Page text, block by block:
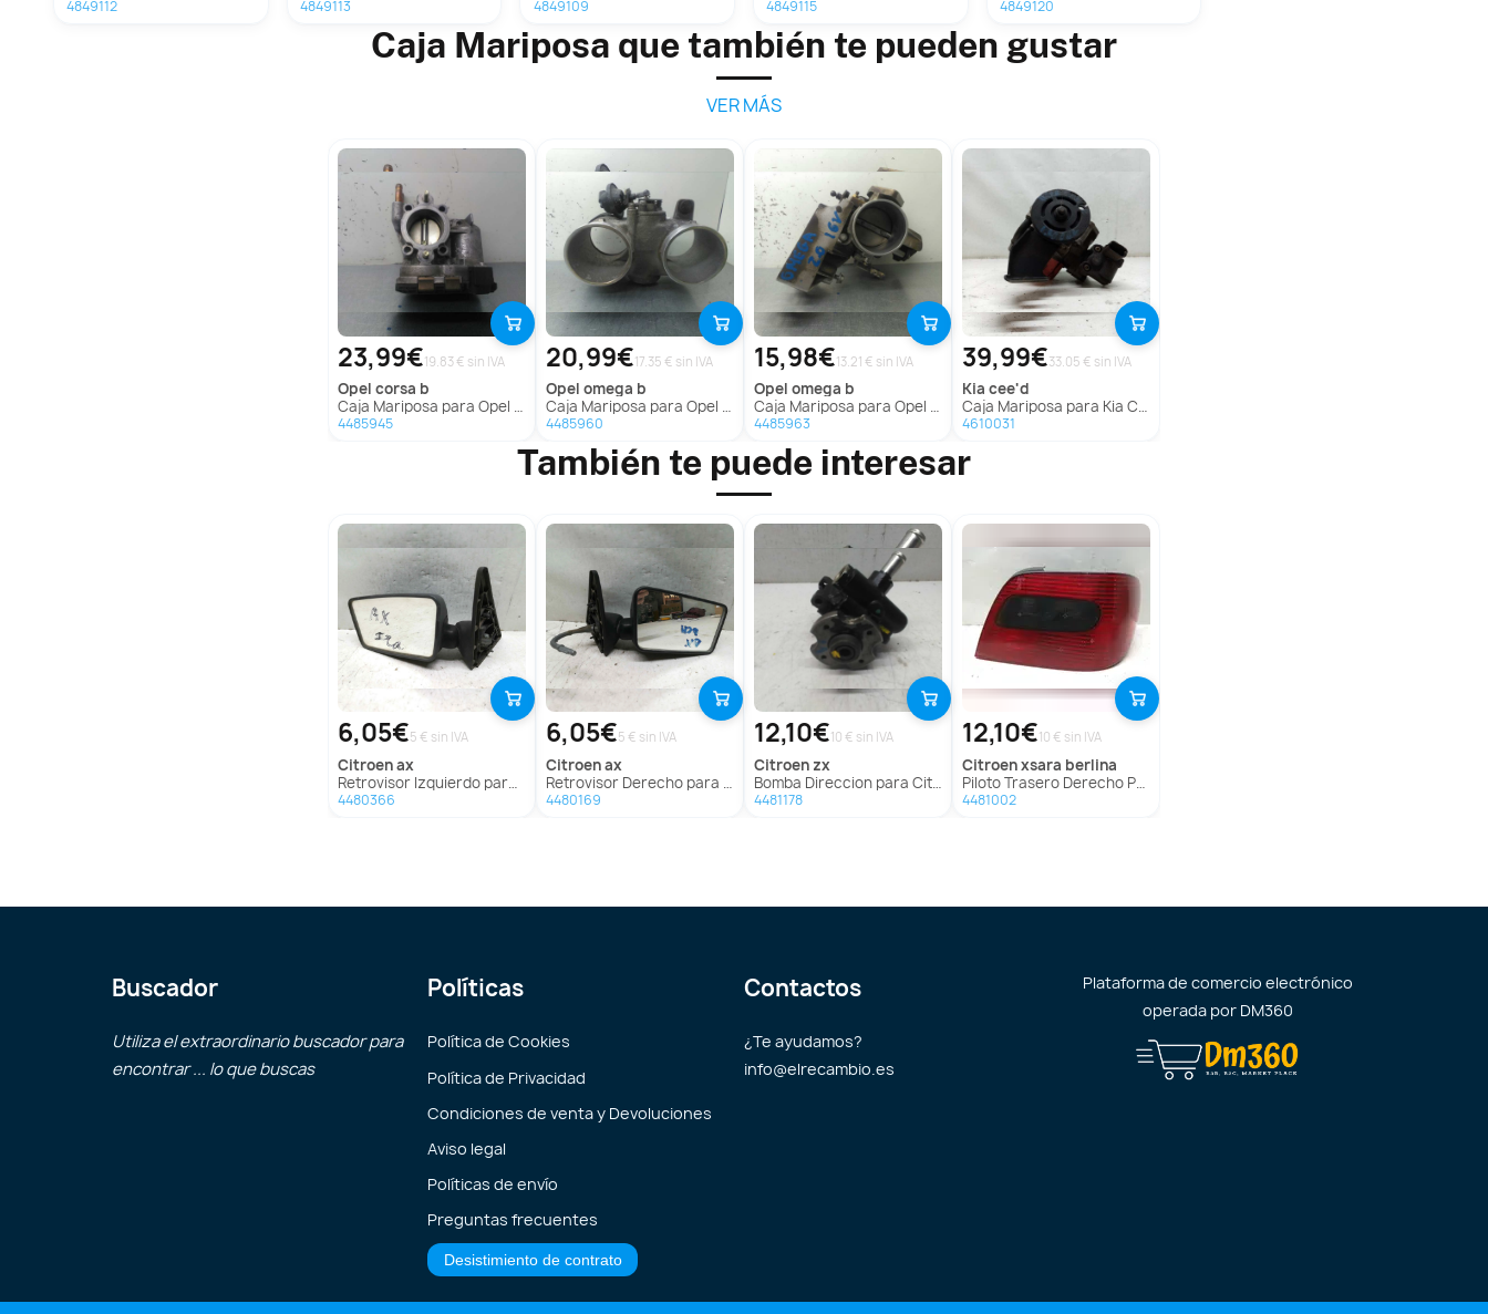
4849112 4849113 4849109 4849115 4849120
Caja Mariposa que también te pueden gustar
VER MÁS
23,99€19.83 € sin IVA
opel corsa b
Caja Mariposa para Opel Corsa B
4485945
20,99€17.35 € sin IVA
opel omega b
Caja Mariposa para Opel Omega B
4485960
15,98€13.21 € sin IVA
opel omega b
Caja Mariposa para Opel Omega B
4485963
39,99€33.05 € sin IVA
kia cee'd
Caja Mariposa para Kia Cee'd
4610031
También te puede interesar
6,05€5 € sin IVA
citroenax
Retrovisor Izquierdo para Citroën Ax
4480366
6,05€5 € sin IVA
citroenax
Retrovisor Derecho para Citroën Ax
4480169
12,10€10 € sin IVA
citroen zx
Bomba Direccion para Citroën Zx
4481178
12,10€10 € sin IVA
citroenxsara berlina
Piloto Trasero Derecho Para Citroen Xsara Berlina
4481002
Buscador
Utiliza el extraordinario buscador para
encontrar ... lo que buscas
Políticas
Política de Cookies
Política de Privacidad
Condiciones de venta y Devoluciones
Aviso legal
Políticas de envío
Preguntas frecuentes
Desistimiento de contrato
Contactos
¿Te ayudamos?
info@elrecambio.es
Plataforma de comercio electrónico
operada por DM360